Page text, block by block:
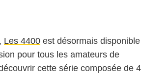
Les 4400 est désormais disponible
pour tous les amateurs de
cette série composée de 4